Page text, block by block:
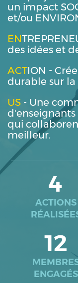
un impact
et/ou
EN
des idées et
ACTION -
durable sur la
US - Une
qui
meilleur.
4
ACTIONS
12
ENGAGÉS